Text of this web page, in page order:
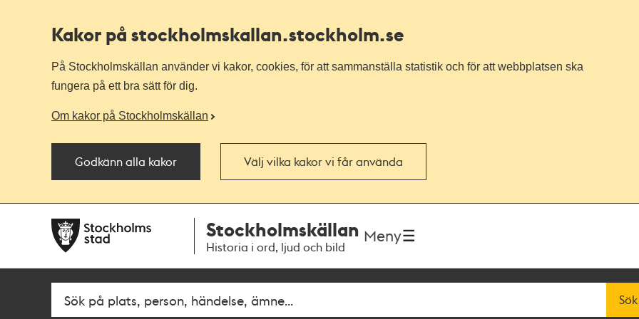
Kakor på stockholmskallan.stockholm.se
På Stockholmskällan använder vi kakor, cookies, för att sammanställa statistik och för att webbplatsen ska
fungera på ett bra sätt för dig.
Om kakor på Stockholmskällan
Godkänn alla kakor Välj vilka kakor vi får använda
navigationen
huvudinnehållet
Stockholmskällan
Historia i ord, ljud och bild
Meny
Fritextsök Sök